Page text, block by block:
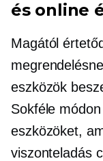
és online
Magától
eszközök
Sokféle
eszközöket,
viszonteladás